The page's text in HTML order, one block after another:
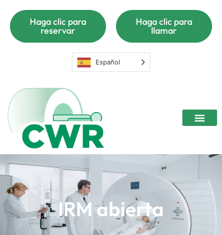
Haga clic para
reservar
Haga clic para
llamar
Español
IRM abierta